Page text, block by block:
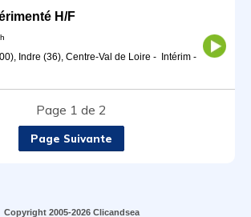
H/F
Indre (36), Centre-Val de Loire - Intérim -
Page 1 de 2
Page Suivante
Copyright 2005-2026 Clicandsea